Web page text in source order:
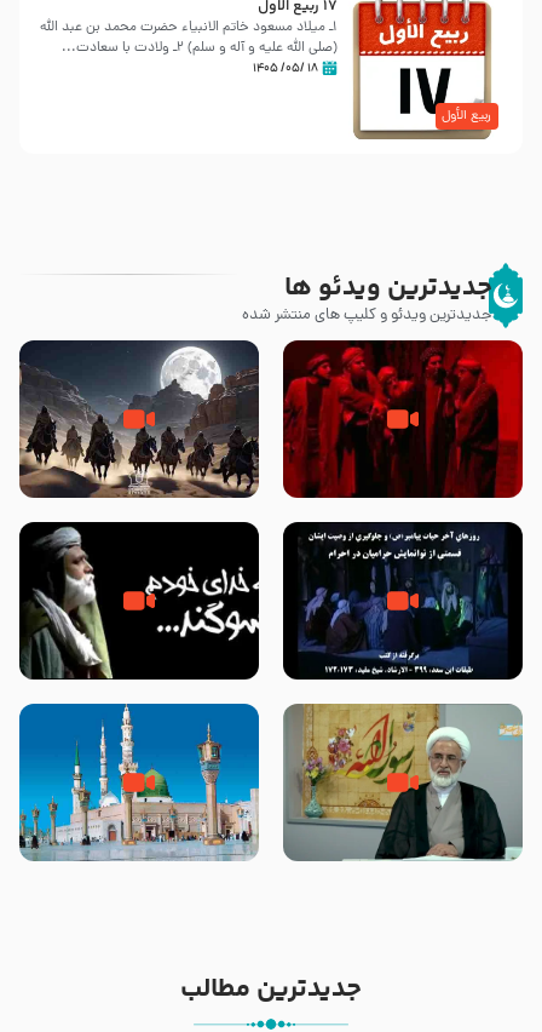
ربیع الأول
17 ربيع الاول
١ـ میلاد مسعود خاتم الانبیاء حضرت محمد بن عبد الله
‌(صلی الله علیه و آله و سلم) ٢ـ ولادت با سعادت...
۱۸ /۰۵/ ۱۴۰۵
جدیدترین ویدئو ها
جدیدترین ویدئو و کلیپ های منتشر شده
قسمتی از نوا نمایش بیرق ماندگار
بیان توطئه های منافقین پیش از
و آله
‌‌‌‌‌‌‌داستان ترور نافرجام رسول خدا
صلی الله علیه و آله – شهادت
روزهای آخر حیات پیامبر اکرم صلی
الله علیه و آله – قسمتی از
خطبه حضرت سلمان سه روز پس از
شهادت پیامبر اکرم صلی الله علیه
مادر داعش – حجت الاسلام جباری
کیفیت سلام و صلوات بر پیامبر
اکرم صلی الله علیه و آله بعد از
جدیدترین مطالب